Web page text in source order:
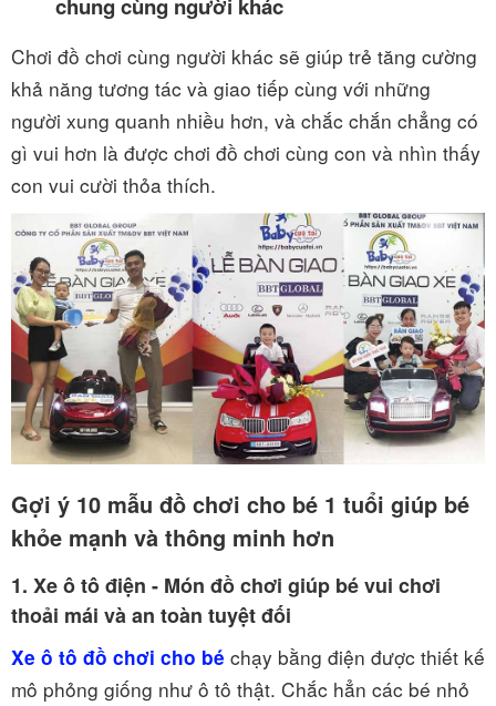
chung cùng người khác
Chơi đồ chơi cùng người khác sẽ giúp trẻ tăng cường
khả năng tương tác và giao tiếp cùng với những
người xung quanh nhiều hơn, và chắc chắn chẳng có
gì vui hơn là được chơi đồ chơi cùng con và nhìn thấy
con vui cười thỏa thích.
Gợi ý 10 mẫu đồ chơi cho bé 1 tuổi giúp bé
khỏe mạnh và thông minh hơn
1. Xe ô tô điện - Món đồ chơi giúp bé vui chơi
thoải mái và an toàn tuyệt đối
Xe ô tô đồ chơi cho bé chạy bằng điện được thiết kế
mô phỏng giống như ô tô thật. Chắc hẳn các bé nhỏ